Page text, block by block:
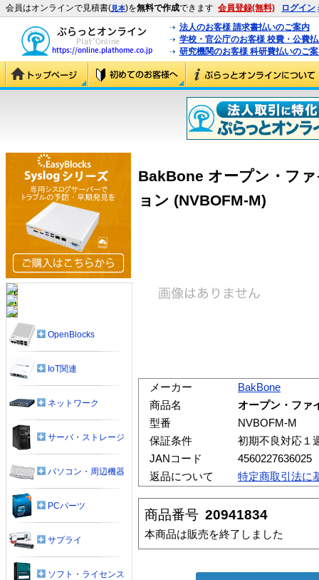
会員はオンラインで見積書(見本)を無料で作成できます 会員登録(無料) ログイン
法人のお客様 請求書払いのご案内
学校・官公庁のお客様 校費・公費
研究機関のお客様 科研費払いのご
BakBone オープン・フ
ョン (NVBOFM-M)
メーカー
BakBone
商品名
オープン・ファ
型番
NVBOFM-M
保証条件
初期不良対応１
JANコード
4560227636025
返品について
特定商取引法に
商品番号 20941834
本商品は販売を終了しました
OpenBlocks
IoT関連
ネットワーク
サーバ・ストレージ
パソコン・周辺機器
PCパーツ
サプライ
ソフト・ライセンス